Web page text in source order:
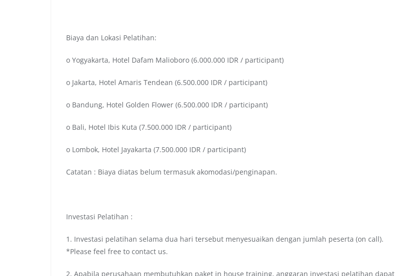
Biaya dan Lokasi Pelatihan:
o Yogyakarta, Hotel Dafam Malioboro (6.000.000 IDR / participant)
o Jakarta, Hotel Amaris Tendean (6.500.000 IDR / participant)
o Bandung, Hotel Golden Flower (6.500.000 IDR / participant)
o Bali, Hotel Ibis Kuta (7.500.000 IDR / participant)
o Lombok, Hotel Jayakarta (7.500.000 IDR / participant)
Catatan : Biaya diatas belum termasuk akomodasi/penginapan.
Investasi Pelatihan :
1. Investasi pelatihan selama dua hari tersebut menyesuaikan dengan jumlah peserta (on call).
*Please feel free to contact us.
2. Apabila perusahaan membutuhkan paket in house training, anggaran investasi pelatihan dapat